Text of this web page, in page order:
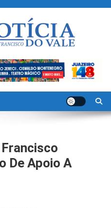
De Apoio A